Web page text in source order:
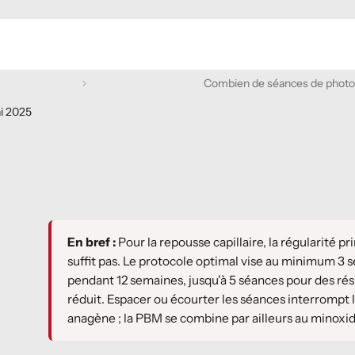
Combien de séances de
2025
En bref : Pour la repousse capillaire, la régularité
suffit pas. Le protocole optimal vise au minimum 3
pendant 12 semaines, jusqu'à 5 séances pour des
réduit. Espacer ou écourter les séances
anagène ; la PBM se combine par ailleurs au